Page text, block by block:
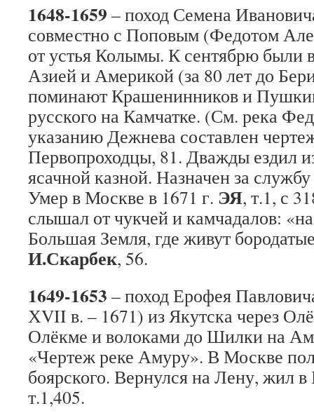
1648-1659 – поход Семена
совместно с Поповым (Федотом
от устья Колымы. К сентябрю были
Азией и Америкой (за 80 лет до
поминают Крашенинников и
русского на Камчатке. (См. река
указанию Дежнева составлен
Первопроходцы, 81. Дважды ездил
ясачной казной. Назначен за
Умер в Москве в 1671 г. ЭЯ, т.1, с
слышал от чукчей и камчадалов:
Большая Земля, где живут
И.Скарбек, 56.
1649-1653 – поход Ерофея
ХVII в. – 1671) из Якутска через
Олёкме и волоками до Шилки на
«Чертеж реке Амуру». В Москве
боярского. Вернулся на Лену, жил
т.1,405.